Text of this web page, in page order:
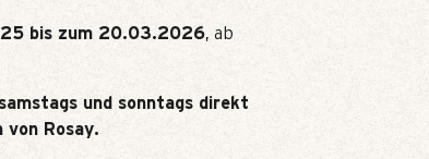
bis zum 20.03.2026, ab
und sonntags direkt
von Rosay.